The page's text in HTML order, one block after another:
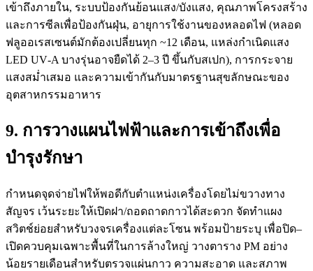
เข้าถึงภายใน, ระบบป้องกันย้อนแสง/บังแสง, คุณภาพโครงสร้าง
และการซีลเพื่อป้องกันฝุ่น, อายุการใช้งานของหลอดไฟ (หลอด
ฟลูออเรสเซนต์มักต้องเปลี่ยนทุก ~12 เดือน, แหล่งกำเนิดแสง
LED UV‑A บางรุ่นอาจยืดได้ 2–3 ปี ขึ้นกับสเปก), การกระจาย
แสงสม่ำเสมอ และความเข้ากันกับมาตรฐานสุขลักษณะของ
อุตสาหกรรมอาหาร
9. การวางแผนไฟฟ้าและการเข้าถึงเพื่อ
บำรุงรักษา
กำหนดจุดจ่ายไฟให้พอดีกับตำแหน่งเครื่องโดยไม่ขวางทาง
สัญจร เว้นระยะให้เปิดฝา/ถอดถาดกาวได้สะดวก จัดทำแผง
สวิตช์ย่อยสำหรับวงจรเครื่องแต่ละโซน พร้อมป้ายระบุ เพื่อปิด–
เปิดควบคุมเฉพาะพื้นที่ในการล้างใหญ่ วางตาราง PM อย่าง
น้อยรายเดือนสำหรับตรวจแผ่นกาว ความสะอาด และสภาพ